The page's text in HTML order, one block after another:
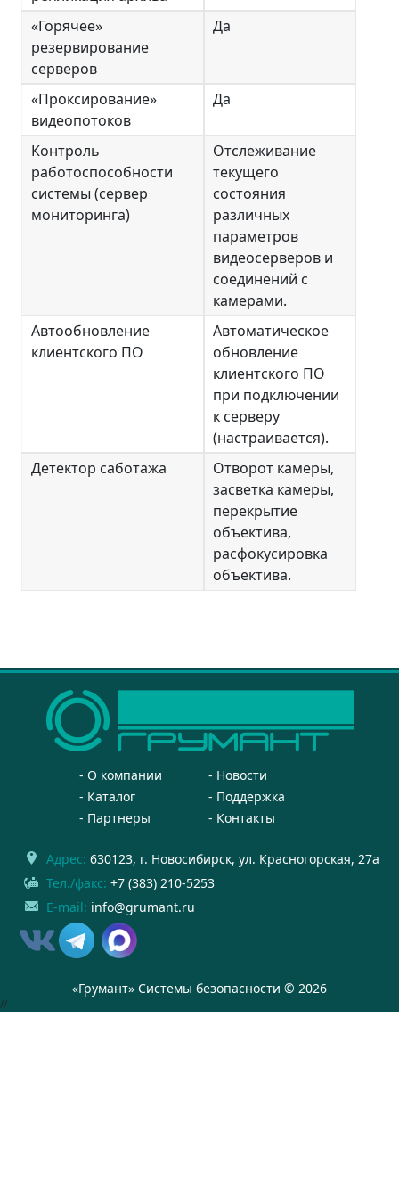
«Горячее»
резервирование
серверов
Да
«Проксирование»
видеопотоков
Да
Контроль
работоспособности
системы (сервер
мониторинга)
Отслеживание
текущего
состояния
различных
параметров
видеосерверов и
соединений с
камерами.
Автообновление
клиентского ПО
Автоматическое
обновление
клиентского ПО
при подключении
к серверу
(настраивается).
Детектор саботажа
Отворот камеры,
засветка камеры,
перекрытие
объектива,
расфокусировка
объектива.
О компании
Новости
Каталог
Поддержка
Партнеры
Контакты
Адрес: 630123, г. Новосибирск, ул. Красногорская, 27а
Тел./факс: +7 (383) 210-5253
E-mail: info@grumant.ru
«Грумант» Системы безопасности © 2026
//